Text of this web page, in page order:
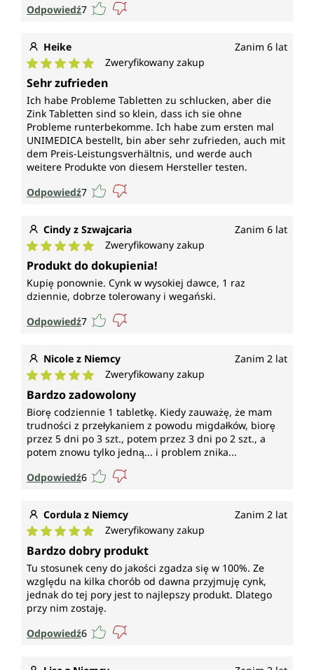
Odpowiedź7
Heike Zanim 6 lat
Średnia ocena 5 z 5 gwiazdek
Zweryfikowany zakup
Sehr zufrieden
Ich habe Probleme Tabletten zu schlucken, aber die
Zink Tabletten sind so klein, dass ich sie ohne
Probleme runterbekomme. Ich habe zum ersten mal
UNIMEDICA bestellt, bin aber sehr zufrieden, auch mit
dem Preis-Leistungsverhältnis, und werde auch
weitere Produkte von diesem Hersteller testen.
Odpowiedź7
Cindy z Szwajcaria Zanim 6 lat
Średnia ocena 5 z 5 gwiazdek
Zweryfikowany zakup
Produkt do dokupienia!
Kupię ponownie. Cynk w wysokiej dawce, 1 raz
dziennie, dobrze tolerowany i wegański.
Odpowiedź7
Nicole z Niemcy Zanim 2 lat
Średnia ocena 5 z 5 gwiazdek
Zweryfikowany zakup
Bardzo zadowolony
Biorę codziennie 1 tabletkę. Kiedy zauważę, że mam
trudności z przełykaniem z powodu migdałków, biorę
przez 5 dni po 3 szt., potem przez 3 dni po 2 szt., a
potem znowu tylko jedną... i problem znika...
Odpowiedź6
Cordula z Niemcy Zanim 2 lat
Średnia ocena 5 z 5 gwiazdek
Zweryfikowany zakup
Bardzo dobry produkt
Tu stosunek ceny do jakości zgadza się w 100%. Ze
względu na kilka chorób od dawna przyjmuję cynk,
jednak do tej pory jest to najlepszy produkt. Dlatego
przy nim zostaję.
Odpowiedź6